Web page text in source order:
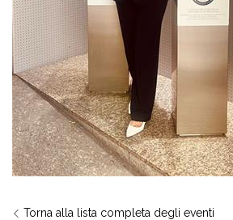
Torna alla lista completa degli eventi